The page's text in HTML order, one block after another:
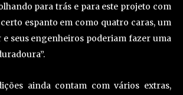
para trás e para este projeto com
espanto em como quatro caras, um
seus engenheiros poderiam fazer uma
ainda contam com vários extras,